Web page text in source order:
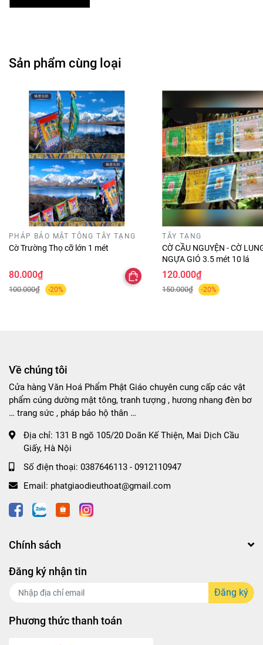
Sản phẩm cùng loại
PHÁP BẢO MẬT TÔNG TÂY TẠNG
Cờ Trường Thọ cỡ lớn 1 mét
80.000₫
100.000₫ -20%
TÂY TẠNG
CỜ CẦU NGUYỆN - CỜ
NGỰA GIÓ 3.5 mét 10 lá
120.000₫
150.000₫ -20%
Về chúng tôi
Cửa hàng Văn Hoá Phẩm Phật Giáo chuyên cung cấp các vật
phẩm cúng dường mật tông, tranh tượng , hương nhang đèn bơ
… trang sức , pháp bảo hộ thân …
Địa chỉ: 131 B ngõ 105/20 Doãn Kế Thiện, Mai Dịch Cầu
Giấy, Hà Nội
Số điện thoại: 0387646113 - 0912110947
Email: phatgiaodieuthoat@gmail.com
Chính sách
Đăng ký nhận tin
Đăng ký
Phương thức thanh toán